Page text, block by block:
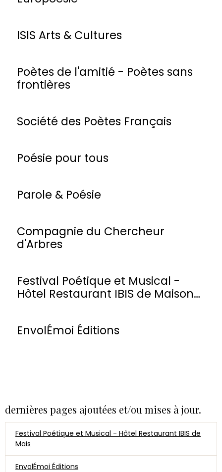
ISIS Arts & Cultures
Poètes de l'amitié - Poètes sans
frontières
Société des Poètes Français
Poésie pour tous
Parole & Poésie
Compagnie du Chercheur
d'Arbres
Festival Poétique et Musical -
Hôtel Restaurant IBIS de Maisons-
EnvolÉmoi Éditions
dernières pages ajoutées et/ou mises à jour.
Festival Poétique et Musical - Hôtel Restaurant IBIS de
Mais
EnvolÉmoi Éditions